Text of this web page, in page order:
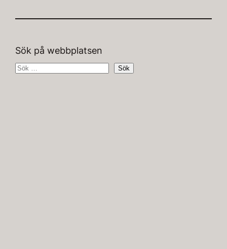
Sök på webbplatsen
S
Sök